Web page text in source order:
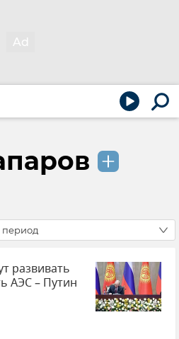
период
развивать
АЭС – Путин